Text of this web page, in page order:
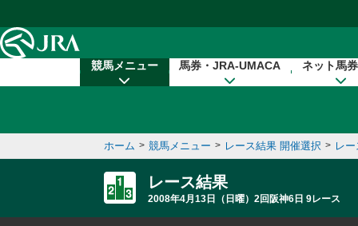
競馬メニュー 馬券・JRA-UMACA ネット馬
ホーム > 競馬メニュー > レース結果 開催選択 > レ
レース結果
2008年4月13日（日曜）2回阪神6日 9レース